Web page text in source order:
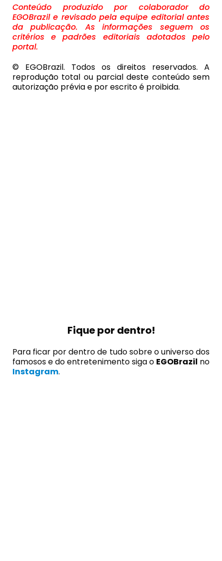
Conteúdo produzido por colaborador do
EGOBrazil e revisado pela equipe editorial antes
da publicação. As informações seguem os
critérios e padrões editoriais adotados pelo
portal.
© EGOBrazil. Todos os direitos reservados. A
reprodução total ou parcial deste conteúdo sem
autorização prévia e por escrito é proibida.
Fique por dentro!
Para ficar por dentro de tudo sobre o universo dos
famosos e do entretenimento siga o EGOBrazil no
Instagram.